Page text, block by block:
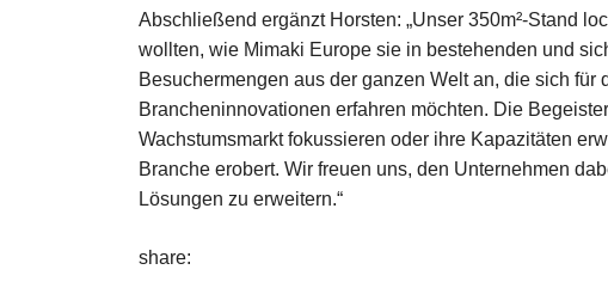
Abschließend ergänzt Horsten: „Unser 350m²-Stand
wollten, wie Mimaki Europe sie in bestehenden und
Besuchermengen aus der ganzen Welt an, die sich
Brancheninnovationen erfahren möchten. Die
Wachstumsmarkt fokussieren oder ihre Kapazitäten
Branche erobert. Wir freuen uns, den Unternehmen
Lösungen zu erweitern.“
share: